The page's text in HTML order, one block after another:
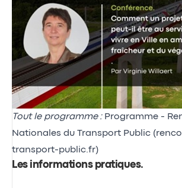
Tout le programme : Programme -
Nationales du Transport Public
transport-public.fr)
Les informations pratiques.